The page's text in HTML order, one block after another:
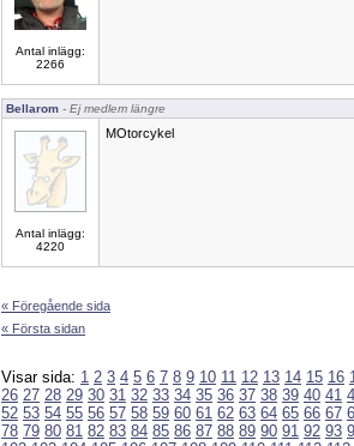
Antal inlägg:
2266
Bellarom - Ej medlem längre
Antal inlägg:
4220
MOtorcykel
« Föregående sida
« Första sidan
Visar sida: 1 2 3 4 5 6 7 8 9 10 11 12 13 14 15 16
26 27 28 29 30 31 32 33 34 35 36 37 38 39 40 41
52 53 54 55 56 57 58 59 60 61 62 63 64 65 66 67
78 79 80 81 82 83 84 85 86 87 88 89 90 91 92 93